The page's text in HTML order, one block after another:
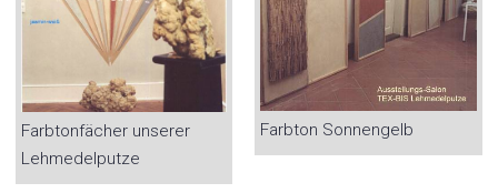
Farbtonfächer unserer
Lehmedelputze
Farbton Sonnengelb